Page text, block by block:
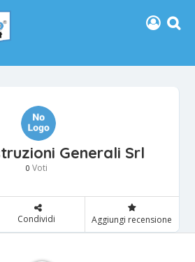
Generali Srl
0 Voti
Condividi Aggiungi recensione